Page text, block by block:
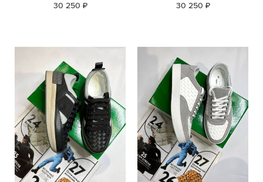
30 250 ₽ 30 250 ₽